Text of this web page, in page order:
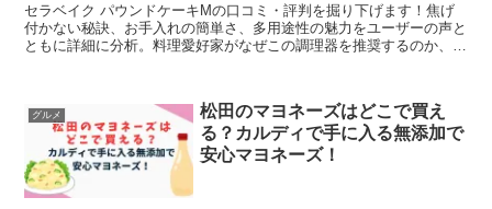
セラベイク パウンドケーキMの口コミ・評判を掘り下げます！焦げ
付かない秘訣、お手入れの簡単さ、多用途性の魅力をユーザーの声と
ともに詳細に分析。料理愛好家がなぜこの調理器を推奨するのか、そ
グルメ
松田のマヨネーズはどこで買え
る？カルディで手に入る無添加で
安心マヨネーズ！